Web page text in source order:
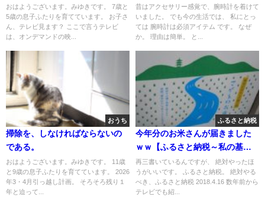
おはようございます。みゆきです。 7歳と
5歳の息子ふたりを育てています。 お子さ
ん、テレビ見ます？ ここで言うテレビ
は、オンデマンドの映...
めの腕時計はコレ！
昔はアクセサリー感覚で、腕時計を着けて
いました。 でも今の生活では、 私にとっ
ては 腕時計は必須アイテム です。 なぜ
か。 理由は簡単。 と...
おうち
掃除を、しなければならないの
である。
おはようございます。みゆきです。 11歳
と9歳の息子ふたりを育てています。 2026
年3・4月引っ越し計画。 そろそろ残り１
年と迫って...
ふるさと納税
今年分のお米さんが届きました
ｗｗ【ふるさと納税～私の基
準】
再三書いているんですが、 絶対やったほ
うがいいです。 ふるさと納税。 絶対やる
べき、ふるさと納税 2018.4.16 数年前から
テレビでも紹...